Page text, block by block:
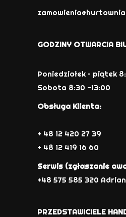
GODZINY OTWARCIA
Poniedziałek – piątek
Sobota 8:30 -13:00
Obsługa Klienta:
+ 48 12 420 27 39
+ 48 12 419 16 60
Serwis (zgłaszanie
+48 575 585 320
PRZEDSTAWICIELE